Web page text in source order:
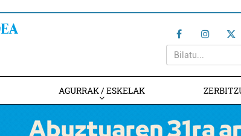
AGURRAK / ESKELAK